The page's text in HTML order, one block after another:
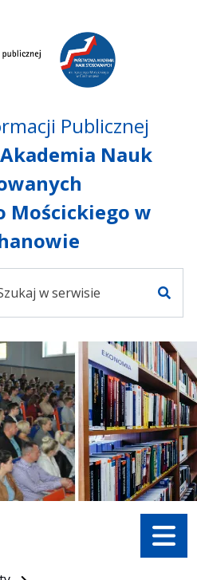
menu
do treści
do mapy
Publicznej
Nauk
Mościckiego w
Menu